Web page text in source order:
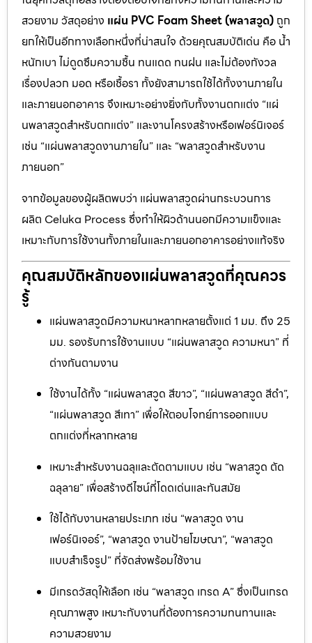
สวยงาม วัสดุอย่าง แผ่น PVC Foam Sheet (พลาสวูด) ถูก
ยกให้เป็นอีกทางเลือกหนึ่งที่น่าสนใจ ด้วยคุณสมบัติเด่น คือ น้ำ
หนักเบา ไม่ดูดซึมความชื้น ทนแดด ทนฝน และไม่ต้องกังวล
เรื่องปลวก มอด หรือเชื้อรา ทั้งยังสามารถใช้ได้ทั้งงานภายใน
และภายนอกอาคาร จึงเหมาะอย่างยิ่งกับทั้งงานตกแต่ง “แผ่
นพลาสวูดสำหรับตกแต่ง” และงานโครงสร้างหรือเฟอร์นิเจอร์
เช่น “แผ่นพลาสวูดงานภายใน” และ “พลาสวูดสำหรับงาน
ภายนอก”
จากข้อมูลของผู้ผลิตพบว่า แผ่นพลาสวูดผ่านกระบวนการ
ผลิต Celuka Process ซึ่งทำให้ผิวด้านนอกมีความแข็งและ
เหมาะกับการใช้งานทั้งภายในและภายนอกอาคารอย่างแท้จริง
คุณสมบัติหลักของแผ่นพลาสวูดที่คุณควร
รู้
แผ่นพลาสวูดมีความหนาหลากหลายตั้งแต่ 1 มม. ถึง 25
มม. รองรับการใช้งานแบบ “แผ่นพลาสวูด ความหนา” ที่
ต่างกันตามงาน
ใช้งานได้ทั้ง “แผ่นพลาสวูด สีขาว”, “แผ่นพลาสวูด สีดำ”,
“แผ่นพลาสวูด สีเทา” เพื่อให้ตอบโจทย์การออกแบบ
ตกแต่งที่หลากหลาย
เหมาะสำหรับงานฉลุและตัดตามแบบ เช่น “พลาสวูด ตัด
ฉลุลาย” เพื่อสร้างดีไซน์ที่โดดเด่นและทันสมัย
ใช้ได้กับงานหลายประเภท เช่น “พลาสวูด งาน
เฟอร์นิเจอร์”, “พลาสวูด งานป้ายโฆษณา”, “พลาสวูด
แบบสำเร็จรูป” ที่จัดส่งพร้อมใช้งาน
มีเกรดวัสดุให้เลือก เช่น “พลาสวูด เกรด A” ซึ่งเป็นเกรด
คุณภาพสูง เหมาะกับงานที่ต้องการความทนทานและ
ความสวยงาม